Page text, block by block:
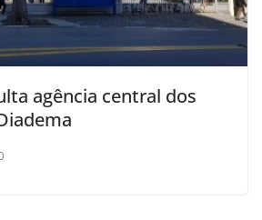
agência central dos